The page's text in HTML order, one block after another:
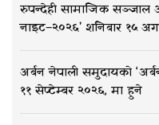
रुपन्देही सामाजिक सञ्जाल
नाइट–२०२६’ शनिबार १५
अर्बन नेपाली समुदायको
११ सेप्टेम्बर २०२६, मा हुने